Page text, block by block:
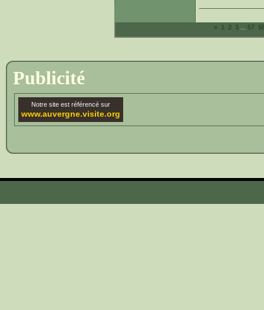
« 1 2 3 ... 57
Publicité
Notre site est référencé sur
www.auvergne.visite.org